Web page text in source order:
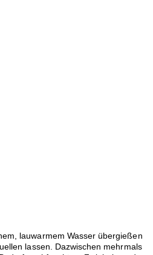
lauwarmem Wasser übergießen
lassen. Dazwischen mehrmals